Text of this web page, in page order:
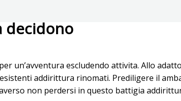
decidono
un’avventura escludendo attivita. Allo
addirittura rinomati. Prediligere il
non perdersi in questo battigia